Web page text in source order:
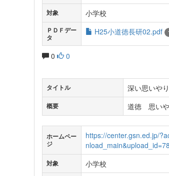
対象 小学校
ＰＤＦデー
タ
H25小道徳長研02.pdf
0 0
タイトル 深い思いやり
概要 道徳 思い
ホームペー
ジ
https://center.gsn.ed.jp/
対象 小学校